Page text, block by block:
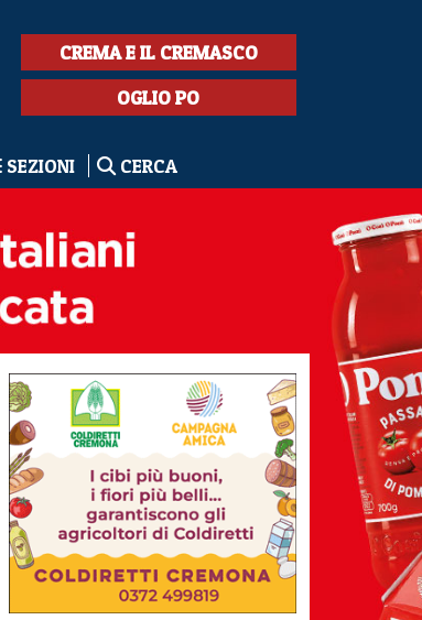
CREMA E IL CREMASCO
OGLIO PO
SEZIONI CERCA